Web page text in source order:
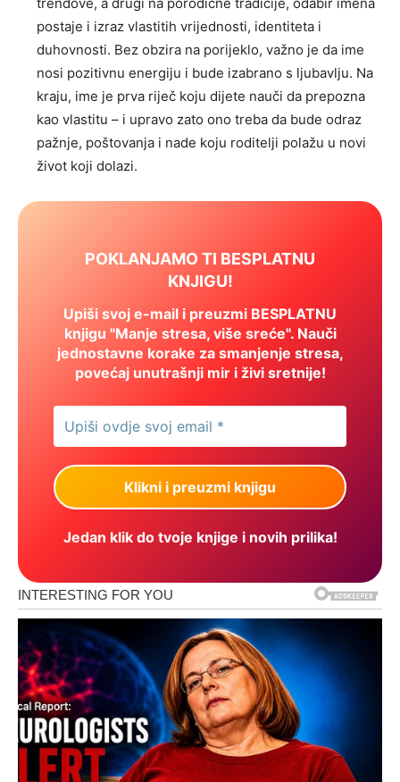
postaje i izraz vlastitih vrijednosti, identiteta i
duhovnosti. Bez obzira na porijeklo, važno je da ime
nosi pozitivnu energiju i bude izabrano s ljubavlju. Na
kraju, ime je prva riječ koju dijete nauči da prepozna
kao vlastitu – i upravo zato ono treba da bude odraz
pažnje, poštovanja i nade koju roditelji polažu u novi
život koji dolazi.
POKLANJAMO TI BESPLATNU
KNJIGU!
Upiši svoj e-mail i preuzmi BESPLATNU
knjigu "Manje stresa, više sreće". Nauči
jednostavne korake za smanjenje stresa,
povećaj unutrašnji mir i živi sretnije!
Jedan klik do tvoje knjige i novih prilika!